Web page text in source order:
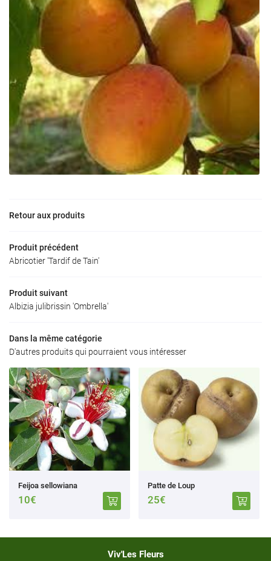
production
Produits
Avis
Actualités
Contact
Rejoignez-
0
VALIDER VOTRE PANIER
Retour aux produits
Produit précédent
Abricotier 'Tardif de Tain'
Produit suivant
Albizia julibrissin 'Ombrella'
Dans la même catégorie
D'autres produits qui pourraient vous intéresser
Feijoa sellowiana
10€
Patte de Loup
25€
Viv'Les Fleurs